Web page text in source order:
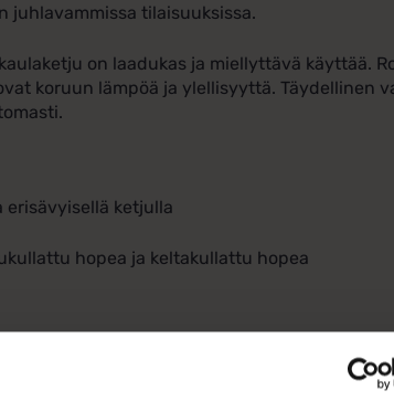
juhlavammissa tilaisuuksissa.
on laadukas ja miellyttävä käyttää.
koruun lämpöä ja ylellisyyttä. Täydellinen
erisävyisellä ketjulla
hopea ja keltakullattu hopea